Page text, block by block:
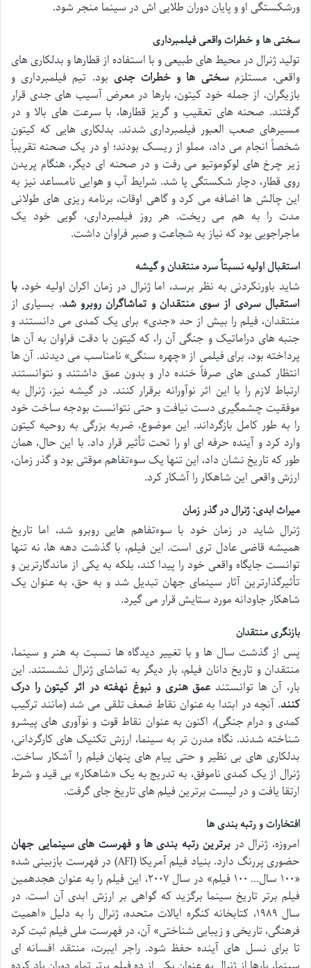
ورشکستگی او و پایان دوران طلایی اش در سینما منجر شود.
سختی ها و خطرات واقعی فیلمبرداری
تولید ژنرال در محیط های طبیعی و با استفاده از قطارها و بدلکاری های
واقعی، مستلزمسختی ها و خطرات جدی بود. تیم فیلمبرداری و
بازیگران، از جمله خود کیتون، بارها در معرض آسیب های جدی قرار
گرفتند. صحنه های تعقیب و گریز قطارها، با سرعت های بالا و در
مسیرهای صعب العبور فیلمبرداری شدند. بدلکاری هایی که کیتون
شخصاً انجام می داد، مملو از ریسک بودند؛ او در یک صحنه تقریباً
زیر چرخ های لوکوموتیو می رفت و در صحنه ای دیگر، هنگام پریدن
روی قطار، دچار شکستگی پا شد. شرایط آب و هوایی نامساعد نیز به
این چالش ها اضافه می کرد و گاهی اوقات، برنامه ریزی های طولانی
مدت را به هم می ریخت. هر روز فیلمبرداری، گویی خود یک
ماجراجویی بود که نیاز به شجاعت و صبر فراوان داشت.
استقبال اولیه نسبتاً سرد منتقدان و گیشه
شاید باورنکردنی به نظر برسد، اما ژنرال در زمان اکران اولیه خود، با
استقبال سردی از سوی منتقدان و تماشاگران روبرو شد. بسیاری از
منتقدان، فیلم را بیش از حد «جدی» برای یک کمدی می دانستند و
جنبه های دراماتیک و جنگی آن را، که کیتون با دقت فراوان به آن ها
پرداخته بود، برای فیلمی از «چهره سنگی» نامناسب می دیدند. آن ها
انتظار کمدی های صرفاً خنده دار و بدون عمق داشتند و نتوانستند
ارتباط لازم را با این اثر نوآورانه برقرار کنند. در گیشه نیز، ژنرال به
موفقیت چشمگیری دست نیافت و حتی نتوانست بودجه ساخت خود
را به طور کامل بازگرداند. این موضوع، ضربه بزرگی به روحیه کیتون
وارد کرد و آینده حرفه ای او را تحت تأثیر قرار داد. با این حال، همان
طور که تاریخ نشان داد، این تنها یک سوءتفاهم موقتی بود و گذر زمان،
ارزش واقعی این شاهکار را آشکار کرد.
میراث ابدی: ژنرال در گذر زمان
ژنرال شاید در زمان خود با سوءتفاهم هایی روبرو شد، اما تاریخ
همیشه قاضی عادل تری است. این فیلم، با گذشت دهه ها، نه تنها
توانست جایگاه واقعی خود را پیدا کند، بلکه به یکی از ماندگارترین و
تأثیرگذارترین آثار سینمای جهان تبدیل شد و به حق، به عنوان یک
شاهکار جاودانه مورد ستایش قرار می گیرد.
بازنگری منتقدان
پس از گذشت سال ها و با تغییر دیدگاه ها نسبت به هنر و سینما،
منتقدان و تاریخ دانان فیلم، بار دیگر به تماشای ژنرال نشستند. این
بار، آن ها توانستندعمق هنری و نبوغ نهفته در اثر کیتون را درک
کنند. آنچه در ابتدا به عنوان نقاط ضعف تلقی می شد (مانند ترکیب
کمدی و درام جنگی)، اکنون به عنوان نقاط قوت و نوآوری های پیشرو
شناخته شدند. نگاه مدرن تر به سینما، ارزش تکنیک های کارگردانی،
بدلکاری های بی نظیر و حتی پیام های پنهان فیلم را آشکار ساخت.
ژنرال از یک کمدی ناموفق، به تدریج به یک «شاهکار» بی قید و شرط
ارتقا یافت و در لیست برترین فیلم های تاریخ جای گرفت.
افتخارات و رتبه بندی ها
امروزه، ژنرال دربرترین رتبه بندی ها و فهرست های سینمایی جهان
حضوری پررنگ دارد. بنیاد فیلم آمریکا (AFI) در فهرست بازبینی شده
«۱۰۰ سال… ۱۰۰ فیلم» در سال ۲۰۰۷، این فیلم را به عنوان هجدهمین
فیلم برتر تاریخ سینما برگزید که گواهی بر ارزش ابدی آن است. در
سال ۱۹۸۹، کتابخانه کنگره ایالات متحده، ژنرال را به دلیل «اهمیت
فرهنگی، تاریخی و زیبایی شناختی» آن، در فهرست ملی فیلم ثبت کرد
تا برای نسل های آینده حفظ شود. راجر ایبرت، منتقد افسانه ای